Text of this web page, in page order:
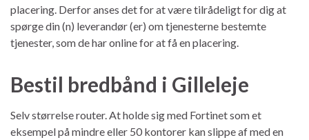
placering. Derfor anses det for at være tilrådeligt for dig at
spørge din (n) leverandør (er) om tjenesterne bestemte
tjenester, som de har online for at få en placering.
Bestil bredbånd i Gilleleje
Selv størrelse router. At holde sig med Fortinet som et
eksempel på mindre eller 50 kontorer kan slippe af med en